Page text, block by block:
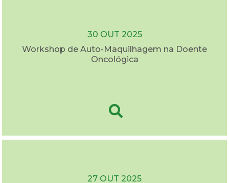
30 OUT 2025
Workshop de Auto-Maquilhagem na Doente
Oncológica
27 OUT 2025